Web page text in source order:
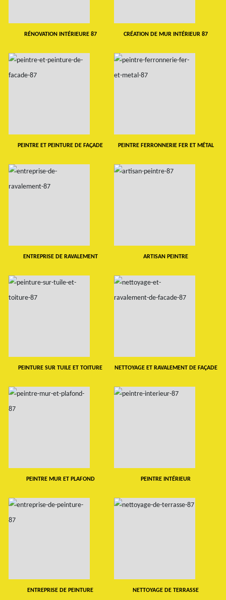
RÉNOVATION INTÉRIEURE 87 CRÉATION DE MUR INTÉRIEUR 87
PEINTRE ET PEINTURE DE FAÇADE PEINTRE FERRONNERIE FER ET MÉTAL
ENTREPRISE DE RAVALEMENT ARTISAN PEINTRE
PEINTURE SUR TUILE ET TOITURE NETTOYAGE ET RAVALEMENT DE FAÇADE
PEINTRE MUR ET PLAFOND PEINTRE INTÉRIEUR
ENTREPRISE DE PEINTURE NETTOYAGE DE TERRASSE